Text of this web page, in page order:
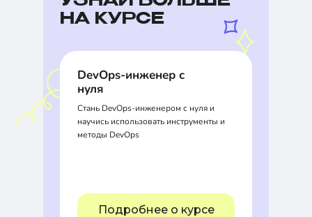
НА КУРСЕ
DevOps-инженер с
нуля
Стань DevOps-инженером с нуля и
научись использовать инструменты и
методы DevOps
Подробнее о курсе